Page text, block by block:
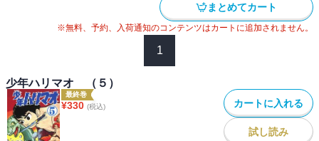
まとめてカート
※無料、予約、入荷通知のコンテンツはカートに追加されません。
1
少年ハリマオ （５）
最終巻
¥330 (税込) カートに入れる
試し読み